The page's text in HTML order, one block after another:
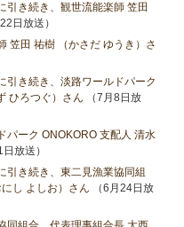
引き続き、観世流能楽師 笠田
日放送）
笠田 祐樹 （かさだ ゆうき）さ
引き続き、淡路ワールドパーク
ひろつぐ）さん （7月8日放
パーク ONOKORO 支配人 清水
日放送）
引き続き、東二見漁業協同組
し よしお）さん （6月24日放